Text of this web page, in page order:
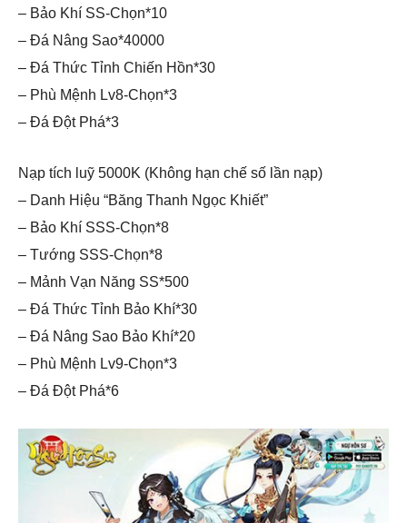
– Bảo Khí SS-Chọn*10
– Đá Nâng Sao*40000
– Đá Thức Tỉnh Chiến Hồn*30
– Phù Mệnh Lv8-Chọn*3
– Đá Đột Phá*3
Nạp tích luỹ 5000K (Không hạn chế số lần nạp)
– Danh Hiệu “Băng Thanh Ngọc Khiết”
– Bảo Khí SSS-Chọn*8
– Tướng SSS-Chọn*8
– Mảnh Vạn Năng SS*500
– Đá Thức Tỉnh Bảo Khí*30
– Đá Nâng Sao Bảo Khí*20
– Phù Mệnh Lv9-Chọn*3
– Đá Đột Phá*6